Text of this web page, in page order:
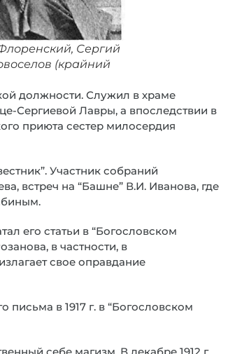
Сергий
(крайний
должности. Служил в храме
Сергиевой Лавры, а впоследствии в
приюта сестер милосердия
Участник собраний
встреч на “Башне” В.И. Иванова, где
его статьи в “Богословском
в частности, в
свое оправдание
письма в 1917 г. в “Богословском